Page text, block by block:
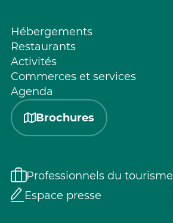
Hébergements
Restaurants
Activités
Commerces et services
Agenda
Brochures
Professionnels du tourisme
Espace presse